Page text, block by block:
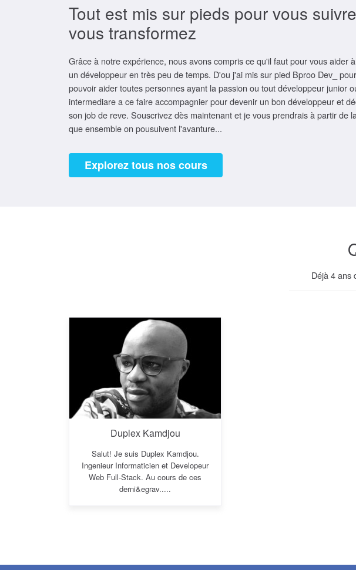
Tout est mis sur pieds pour vous
vous transformez
Grâce à notre expérience, nous avons compris ce qu'il faut pour vous aider
un développeur en très peu de temps. D'ou j'ai mis sur pied Bproo Dev_ pour
pouvoir aider toutes personnes ayant la passion ou tout développeur junior
intermediare a ce faire accompagnier pour devenir un bon développeur et
son job de reve. Souscrivez dès maintenant et je vous prendrais à partir de
que ensemble on pousuivent l'avanture...
Explorez tous nos cours
Déjà 4 ans
Duplex Kamdjou
Salut! Je suis Duplex Kamdjou.
Ingenieur Informaticien et Developeur
Web Full-Stack. Au cours de ces
derni&egrav.....